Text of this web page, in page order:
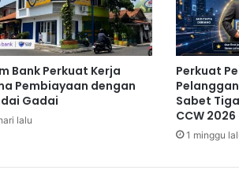
Bank Perkuat Kerja
Pembiayaan dengan
Gadai
lalu
Perkuat
Sabet
CCW 2026
1 minggu